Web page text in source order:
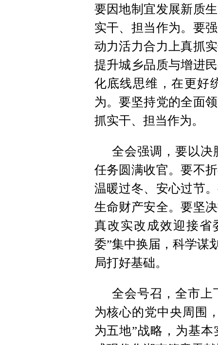
要因地制宜发展新质
实干、担当作为。要
动力活力合力上真抓
提升城乡品质与增进
化底线思维，在更好
为。要坚持党的全面
抓实干、担当作为。
全会强调，要以决
任务圆满收官。要不
温暖过冬、安心过节
生命财产安全。要坚
真改实改成效迎接省
委”集中换届，科学谋
局打好基础。
全会号召，全市上
为核心的党中央周围
为五地”战略，为基